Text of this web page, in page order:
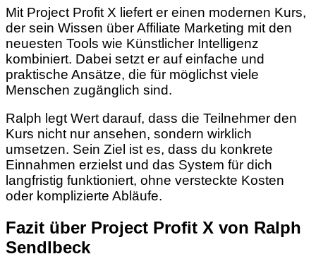
Mit Project Profit X liefert er einen modernen Kurs,
der sein Wissen über Affiliate Marketing mit den
neuesten Tools wie Künstlicher Intelligenz
kombiniert. Dabei setzt er auf einfache und
praktische Ansätze, die für möglichst viele
Menschen zugänglich sind.
Ralph legt Wert darauf, dass die Teilnehmer den
Kurs nicht nur ansehen, sondern wirklich
umsetzen. Sein Ziel ist es, dass du konkrete
Einnahmen erzielst und das System für dich
langfristig funktioniert, ohne versteckte Kosten
oder komplizierte Abläufe.
Fazit über Project Profit X von Ralph
Sendlbeck